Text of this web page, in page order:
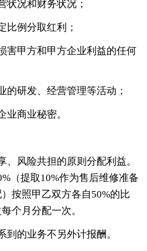
状况和财务状况；
比例分取红利；
害甲方和甲方企业利益的任何
的研发、经营管理等活动；
业商业秘密。
、风险共担的原则分配利益。
（提取10%作为售后维修准备
按照甲乙双方各自50%的比
个月分配一次。
到的业务不另外计报酬。